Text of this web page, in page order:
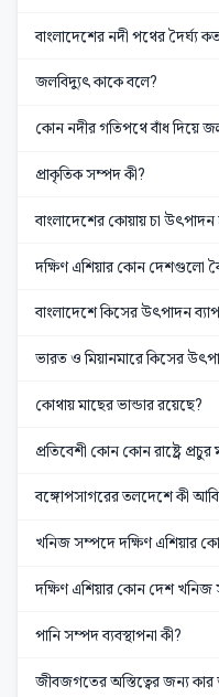
বাংলাদেশের নদী পথের দৈর্ঘ্য
জলবিদ্যুৎ কাকে বলে?
কোন নদীর গতিপথে বাঁধ দিয়ে
প্রাকৃতিক সম্পদ কী?
বাংলাদেশের কোয়ায় চা উৎপাদন
দক্ষিণ এশিয়ার কোন দেশগুলো
বাংলাদেশে কিসের উৎপাদন
ভারত ও মিয়ানমারে কিসের
কোথায় মাছের ভান্ডার রয়েছে?
প্রতিবেশী কোন কোন রাষ্ট্রে প্রচুর
বঙ্গোপসাগরের তলদেশে কী
খনিজ সম্পদে দক্ষিণ এশিয়ার
দক্ষিণ এশিয়ার কোন দেশ খনিজ
পানি সম্পদ ব্যবস্থাপনা কী?
জীবজগতের অস্তিত্বের জন্য কার